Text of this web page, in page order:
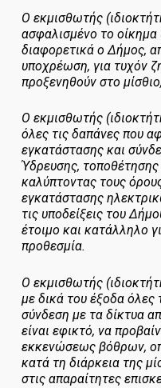
Ο εκμισθωτής
ασφαλισμένο το οίκημα
διαφορετικά ο Δήμος,
υποχρέωση, για τυχόν
προξενηθούν στο
Ο εκμισθωτής
όλες τις δαπάνες που
εγκατάστασης και
Ύδρευσης,
καλύπτοντας τους
εγκατάστασης
τις υποδείξεις του
έτοιμο και κατάλληλο
προθεσμία.
Ο εκμισθωτής
με δικά του έξοδα όλες
σύνδεση με τα δίκτυα
είναι εφικτό, να
εκκενώσεως βόθρων,
κατά τη διάρκεια της
στις απαραίτητες